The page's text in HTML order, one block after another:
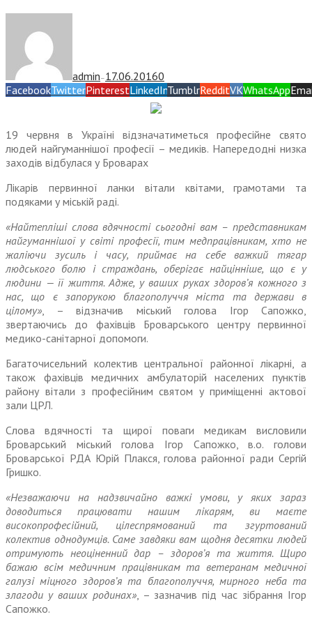
admin — 17.06.20160
FacebookTwitterPinterestLinkedInTumblrRedditVKWhatsApp
19 червня в Україні відзначатиметься професійне свято
людей найгуманнішої професії – медиків. Напередодні низка
заходів відбулася у Броварах
Лікарів первинної ланки вітали квітами, грамотами та
подяками у міській раді.
«Найтепліші слова вдячності сьогодні вам – представникам
найгуманнішої у світі професії, тим медпрацівникам, хто не
жаліючи зусиль і часу, приймає на себе важкий тягар
людського болю і страждань, оберігає найцінніше, що є у
людини — її життя. Адже, у ваших руках здоров’я кожного з
нас, що є запорукою благополуччя міста та держави в
цілому», – відзначив міський голова Ігор Сапожко,
звертаючись до фахівців Броварського центру первинної
медико-санітарної допомоги.
Багаточисельний колектив центральної районної лікарні, а
також фахівців медичних амбулаторій населених пунктів
району вітали з професійним святом у приміщенні актової
зали ЦРЛ.
Слова вдячності та щирої поваги медикам висловили
Броварський міський голова Ігор Сапожко, в.о. голови
Броварської РДА Юрій Плакся, голова районної ради Сергій
Гришко.
«Незважаючи на надзвичайно важкі умови, у яких зараз
доводиться працювати нашим лікарям, ви маєте
високопрофесійний, цілеспрямований та згуртований
колектив однодумців. Саме завдяки вам щодня десятки людей
отримують неоціненний дар – здоров’я та життя. Щиро
бажаю всім медичним працівникам та ветеранам медичної
галузі міцного здоров’я та благополуччя, мирного неба та
злагоди у ваших родинах», – зазначив під час зібрання Ігор
Сапожко.